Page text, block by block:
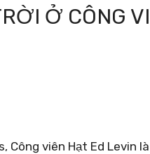
Ở CÔNG
Công viên Hạt Ed Levin